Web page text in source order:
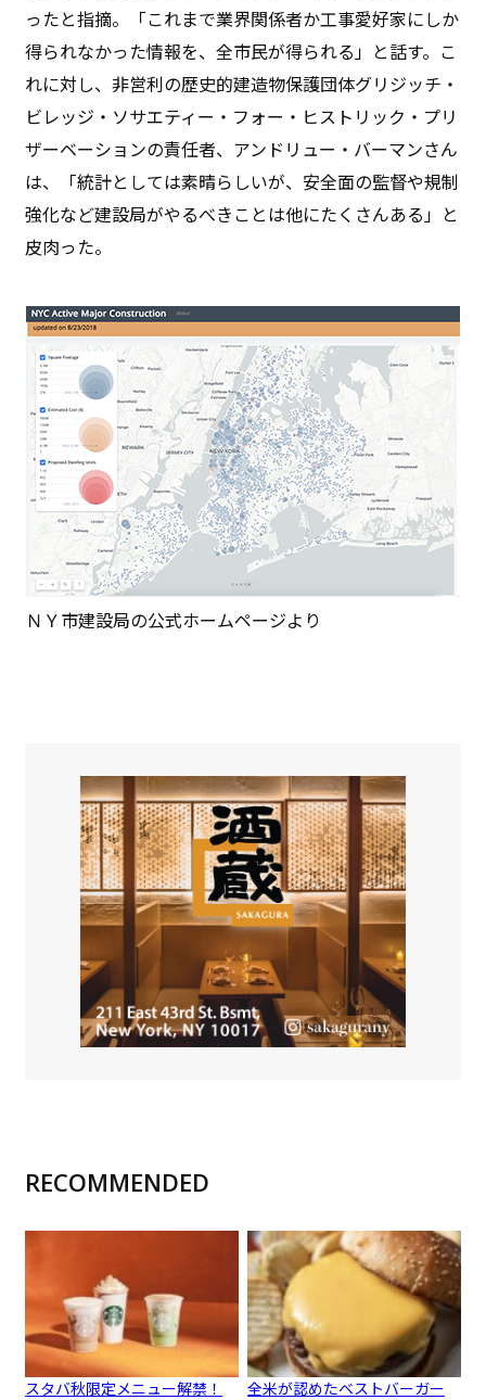
ったと指摘。「これまで業界関係者か工事愛好家にしか
得られなかった情報を、全市民が得られる」と話す。こ
れに対し、非営利の歴史的建造物保護団体グリジッチ・
ビレッジ・ソサエティー・フォー・ヒストリック・プリ
ザーベーションの責任者、アンドリュー・バーマンさん
は、「統計としては素晴らしいが、安全面の監督や規制
強化など建設局がやるべきことは他にたくさんある」と
皮肉った。
ＮＹ市建設局の公式ホームページより
RECOMMENDED
スタバ秋限定メニュー解禁！
全米が認めたベストバーガー